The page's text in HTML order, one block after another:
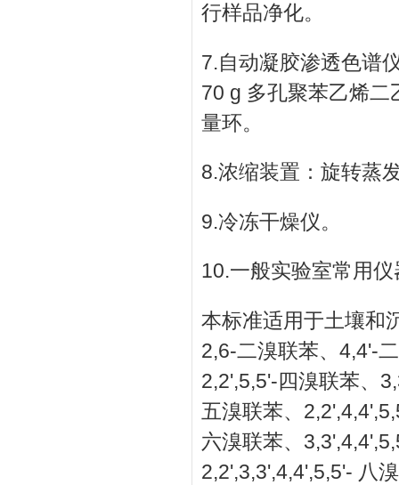
行样品净化。
7.自动凝胶渗透色谱
70 g 多孔聚苯乙烯二
量环。
8.浓缩装置：旋转蒸
9.冷冻干燥仪。
10.一般实验室常用
本标准适用于土壤和
2,6-二溴联苯、4,4'-
2,2',5,5'-四溴联苯、
五溴联苯、
六溴联苯、
2,2',3,3',4,4',5,5'- 八